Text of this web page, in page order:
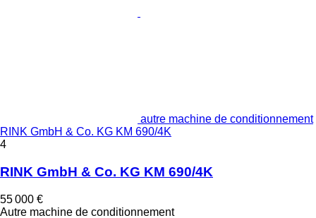
autre machine de conditionnement
RINK GmbH & Co. KG KM 690/4K
4
RINK GmbH & Co. KG KM 690/4K
55 000 €
Autre machine de conditionnement